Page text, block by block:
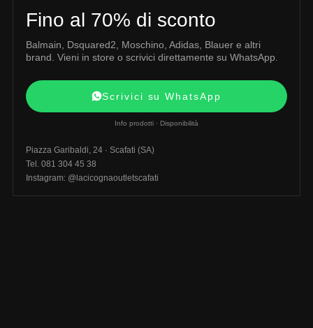
Fino al 70% di sconto
Balmain, Dsquared2, Moschino, Adidas, Blauer e altri
brand. Vieni in store o scrivici direttamente su WhatsApp.
Scrivici su WhatsApp
Info prodotti · Disponibilità
Piazza Garibaldi, 24 · Scafati (SA)
Tel. 081 304 45 38
Instagram: @lacicognaoutletscafati